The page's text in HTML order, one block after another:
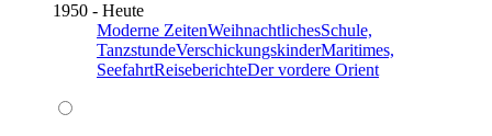
1950 - Heute
Moderne ZeitenWeihnachtlichesSchule,
TanzstundeVerschickungskinderMaritimes,
SeefahrtReiseberichteDer vordere Orient